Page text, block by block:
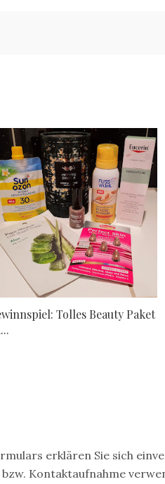
Tolles Beauty Paket
erklären Sie sich
Kontaktaufnahme